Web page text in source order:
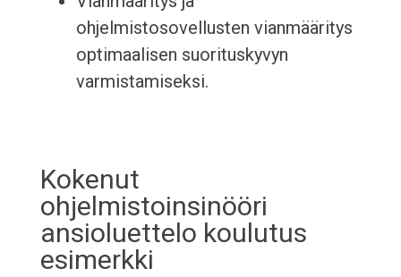
ohjelmistosovellusten vianmääritys
optimaalisen suorituskyvyn
varmistamiseksi.
Kokenut
ohjelmistoinsinööri
ansioluettelo koulutus
esimerkki